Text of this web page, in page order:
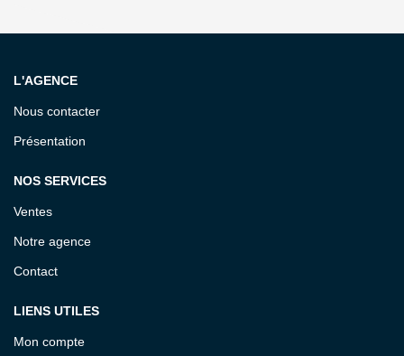
L'AGENCE
Nous contacter
Présentation
NOS SERVICES
Ventes
Notre agence
Contact
LIENS UTILES
Mon compte